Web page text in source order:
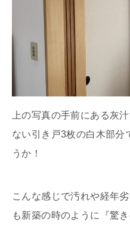
上の写真の手前にある灰
ない引き戸3枚の白木部分
うか！
こんな感じで汚れや経年
も新築の時のように『驚